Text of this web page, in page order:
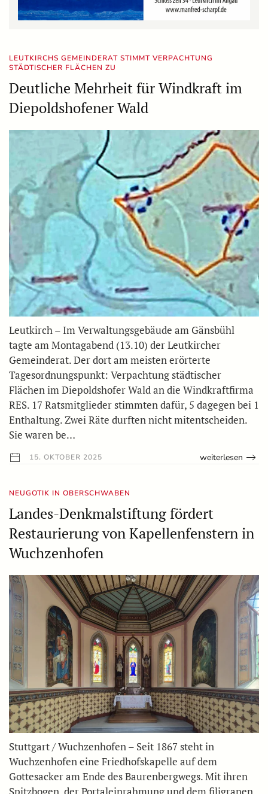
LEUTKIRCHS GEMEINDERAT STIMMT VERPACHTUNG
STÄDTISCHER FLÄCHEN ZU
Deutliche Mehrheit für Windkraft im
Diepoldshofener Wald
Leutkirch – Im Verwaltungsgebäude am Gänsbühl
tagte am Montagabend (13.10) der Leutkircher
Gemeinderat. Der dort am meisten erörterte
Tagesordnungspunkt: Verpachtung städtischer
Flächen im Diepoldshofer Wald an die Windkraftfirma
RES. 17 Ratsmitglieder stimmten dafür, 5 dagegen bei 1
Enthaltung. Zwei Räte durften nicht mitentscheiden.
Sie waren be…
15. OKTOBER 2025 weiterlesen
NEUGOTIK IN OBERSCHWABEN
Landes-Denkmalstiftung fördert
Restaurierung von Kapellenfenstern in
Wuchzenhofen
Stuttgart / Wuchzenhofen – Seit 1867 steht in
Wuchzenhofen eine Friedhofskapelle auf dem
Gottesacker am Ende des Baurenbergwegs. Mit ihren
Spitzbogen, der Portaleinrahmung und dem filigranen